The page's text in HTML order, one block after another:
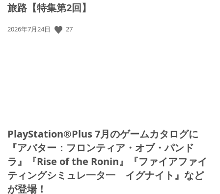
旅路【特集第2回】
公
2026年7月24日 27
PlayStation®Plus 7月のゲームカタログに
『アバター：フロンティア・オブ・パンド
ラ』『Rise of the Ronin』『ファイアファイ
ティングシミュレ一タ一 イグナイト』など
が登場！